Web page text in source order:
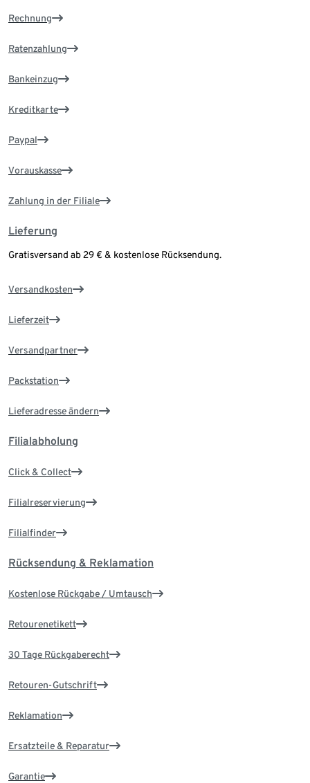
Rechnung
Ratenzahlung
Bankeinzug
Kreditkarte
Paypal
Vorauskasse
Zahlung in der Filiale
Lieferung
Gratisversand ab 29 € & kostenlose Rücksendung.
Versandkosten
Lieferzeit
Versandpartner
Packstation
Lieferadresse ändern
Filialabholung
Click & Collect
Filialreservierung
Filialfinder
Rücksendung & Reklamation
Kostenlose Rückgabe / Umtausch
Retourenetikett
30 Tage Rückgaberecht
Retouren-Gutschrift
Reklamation
Ersatzteile & Reparatur
Garantie